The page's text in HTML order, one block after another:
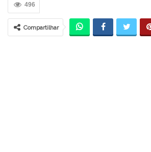
496
Compartilhar